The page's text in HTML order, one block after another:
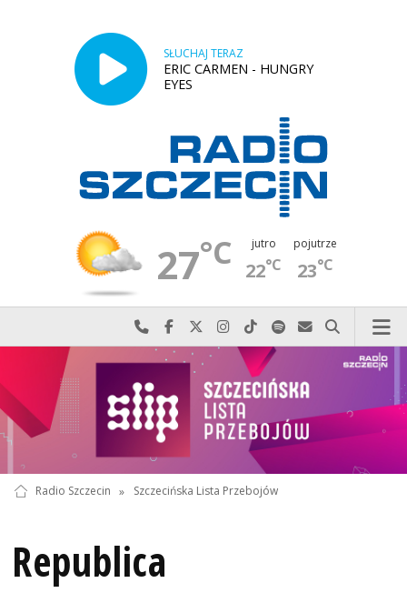
SŁUCHAJ TERAZ
ERIC CARMEN - HUNGRY
EYES
27°C jutro
22°C
pojutrze
23°C
Najlepiej po prostu do nas zadzwoń
Odwiedź nas na Facebook-u
Odwiedź nas na X
Odwiedź nas na Instagram-ie
Odwiedź nas na TikTok-u
Szukaj nas na Spotify
Wyślij do nas
Szukaj
Radio Szczecin » Szczecińska Lista Przebojów
Republica